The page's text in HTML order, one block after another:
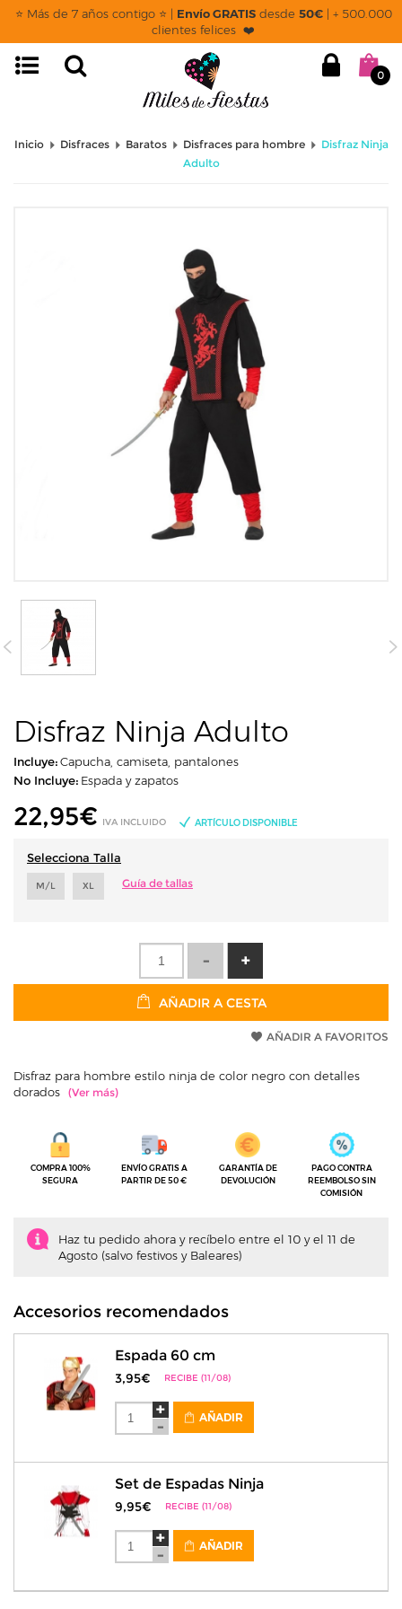
⭐ Más de 7 años contigo ⭐ | Envío GRATISdesde 50€| + 500.000
clientes felices ❤️
0
Inicio Disfraces Baratos Disfraces para hombre
Disfraz Ninja
Adulto
Disfraz Ninja Adulto
Incluye:Capucha, camiseta, pantalones
No Incluye: Espada y zapatos
22,95€ IVA INCLUIDO ARTÍCULO DISPONIBLE
Selecciona Talla
M/L XL Guía de tallas
AÑADIR A CESTA
AÑADIR A FAVORITOS
Disfraz para hombre estilo ninja de color negro con detalles
dorados
COMPRA 100%
SEGURA
ENVÍO GRATIS A
PARTIR DE 50 €
GARANTÍA DE
DEVOLUCIÓN
PAGO CONTRA
REEMBOLSO SIN
COMISIÓN
Haz tu pedido ahora y recíbelo entre el 10 y el 11 de
Agosto (salvo festivos y Baleares)
Accesorios recomendados
Espada 60 cm
3,95€ RECIBE (11/08)
AÑADIR
Set de Espadas Ninja
9,95€ RECIBE (11/08)
AÑADIR